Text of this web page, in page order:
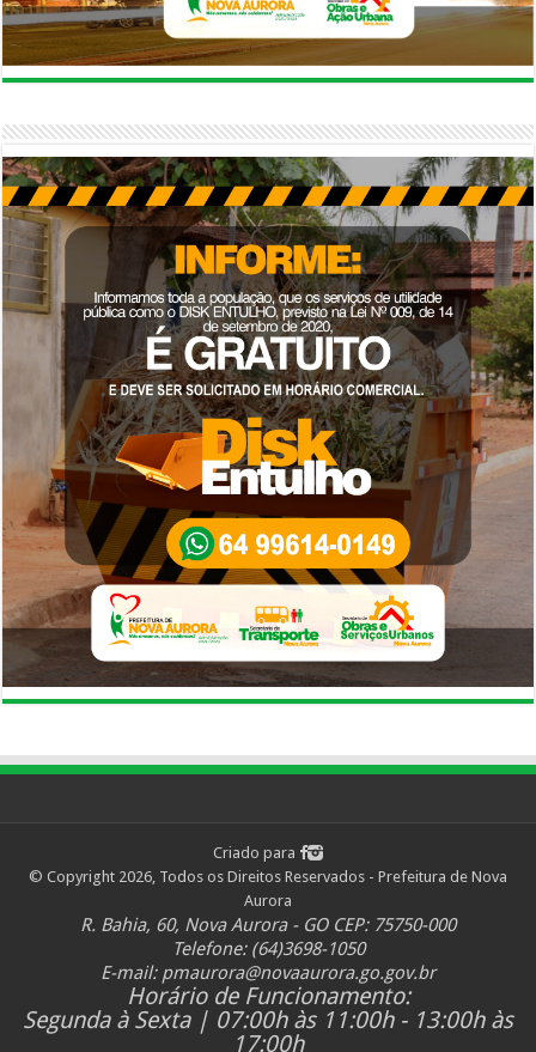
Criado para
© Copyright 2026, Todos os Direitos Reservados - Prefeitura de Nova
Aurora
R. Bahia, 60, Nova Aurora - GO CEP: 75750-000
Telefone: (64)3698-1050
E-mail: pmaurora@novaaurora.go.gov.br
Horário de Funcionamento:
Segunda à Sexta | 07:00h às 11:00h - 13:00h às
17:00h